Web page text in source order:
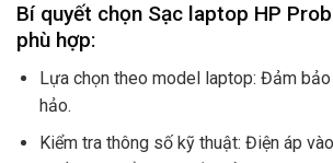
Bí quyết chọn Sạc laptop HP
phù hợp:
Lựa chọn theo model laptop: Đảm
hảo.
Kiểm tra thông số kỹ thuật: Điện áp